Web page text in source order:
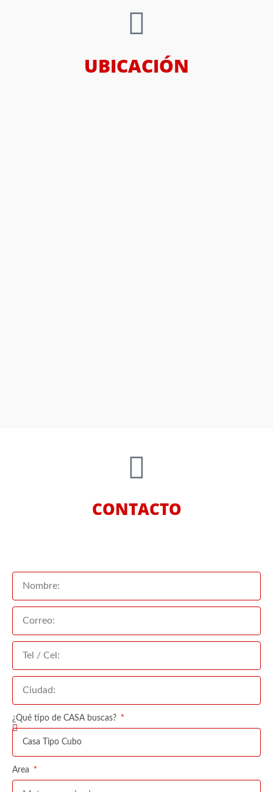
UBICACIÓN
CONTACTO
¿Qué tipo de CASA buscas?
Area